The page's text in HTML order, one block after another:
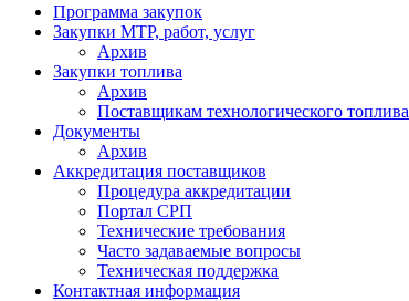
Программа закупок
Закупки МТР, работ, услуг
Архив
Закупки топлива
Архив
Поставщикам технологического топлива
Документы
Архив
Аккредитация поставщиков
Процедура аккредитации
Портал СРП
Технические требования
Часто задаваемые вопросы
Техническая поддержка
Контактная информация